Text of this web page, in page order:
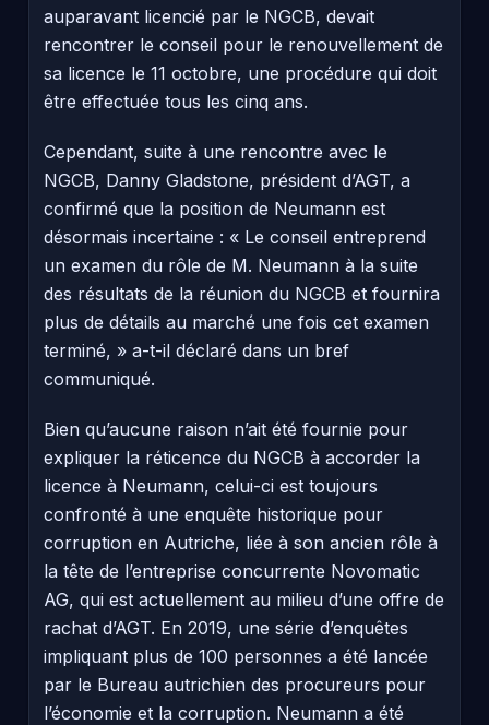
auparavant licencié par le NGCB, devait
rencontrer le conseil pour le renouvellement de
sa licence le 11 octobre, une procédure qui doit
être effectuée tous les cinq ans.
Cependant, suite à une rencontre avec le
NGCB, Danny Gladstone, président d’AGT, a
confirmé que la position de Neumann est
désormais incertaine : « Le conseil entreprend
un examen du rôle de M. Neumann à la suite
des résultats de la réunion du NGCB et fournira
plus de détails au marché une fois cet examen
terminé, » a-t-il déclaré dans un bref
communiqué.
Bien qu’aucune raison n’ait été fournie pour
expliquer la réticence du NGCB à accorder la
licence à Neumann, celui-ci est toujours
confronté à une enquête historique pour
corruption en Autriche, liée à son ancien rôle à
la tête de l’entreprise concurrente Novomatic
AG, qui est actuellement au milieu d’une offre de
rachat d’AGT. En 2019, une série d’enquêtes
impliquant plus de 100 personnes a été lancée
par le Bureau autrichien des procureurs pour
l’économie et la corruption. Neumann a été